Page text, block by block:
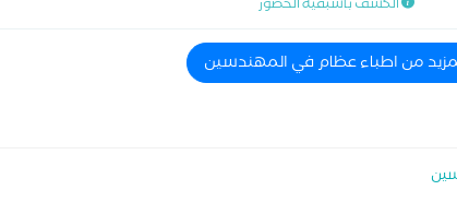
الكشف باسبقية الحضور
من اطباء عظام في المهندسين